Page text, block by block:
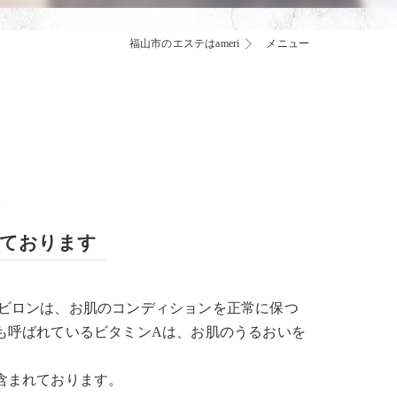
福山市のエステはameri メニュー
おります
ロンは、お肌のコンディションを正常に保つ
ばれているビタミンAは、お肌のうるおいを
れております。